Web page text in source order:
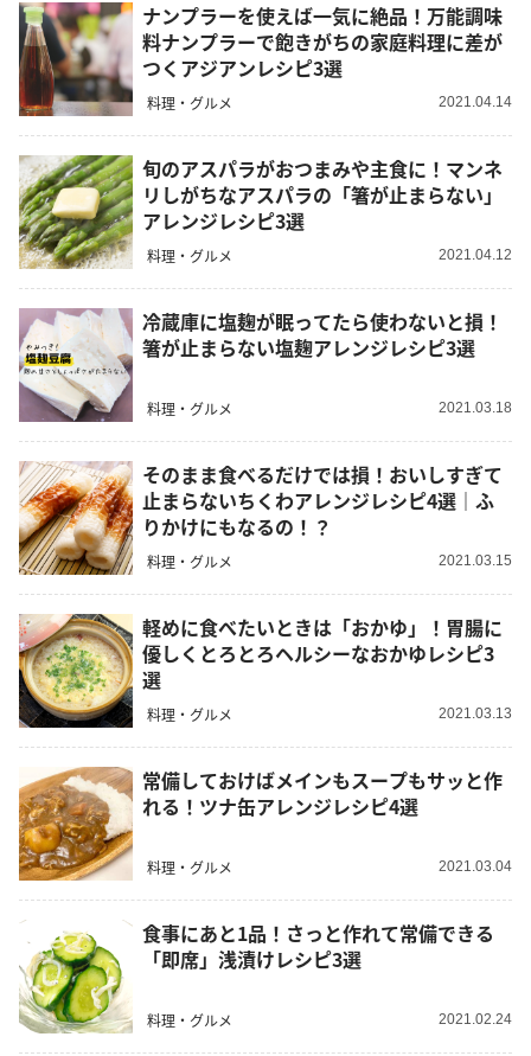
ナンプラーを使えば一気に絶品！万能調味
料ナンプラーで飽きがちの家庭料理に差が
つくアジアンレシピ3選
料理・グルメ 2021.04.14
旬のアスパラがおつまみや主食に！マンネ
リしがちなアスパラの「箸が止まらない」
アレンジレシピ3選
料理・グルメ 2021.04.12
冷蔵庫に塩麹が眠ってたら使わないと損！
箸が止まらない塩麹アレンジレシピ3選
料理・グルメ 2021.03.18
そのまま食べるだけでは損！おいしすぎて
止まらないちくわアレンジレシピ4選｜ふ
りかけにもなるの！？
料理・グルメ 2021.03.15
軽めに食べたいときは「おかゆ」！胃腸に
優しくとろとろヘルシーなおかゆレシピ3
選
料理・グルメ 2021.03.13
常備しておけばメインもスープもサッと作
れる！ツナ缶アレンジレシピ4選
料理・グルメ 2021.03.04
食事にあと1品！さっと作れて常備できる
「即席」浅漬けレシピ3選
料理・グルメ 2021.02.24